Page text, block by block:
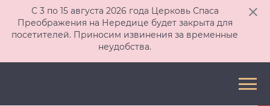
С 3 по 15 августа 2026 года Церковь Спаса
Преображения на Нередице будет закрыта для
посетителей. Приносим извинения за временные
неудобства.